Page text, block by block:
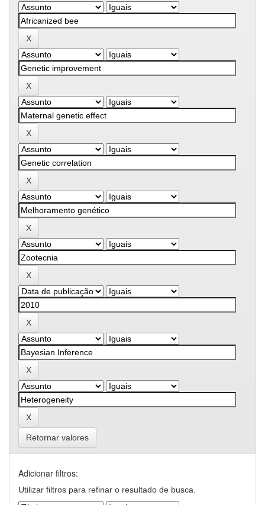
Retornar valores
Adicionar filtros:
Utilizar filtros para refinar o resultado de busca.